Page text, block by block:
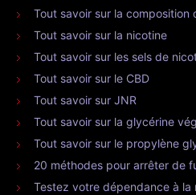
Tout savoir sur la composition
Tout savoir sur la nicotine
Tout savoir sur les sels de
Tout savoir sur le CBD
Tout savoir sur JNR
Tout savoir sur la glycérine
Tout savoir sur le propylène
20 méthodes pour arrêter de
Testez votre dépendance à la